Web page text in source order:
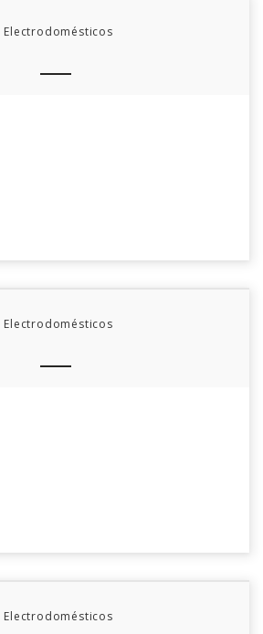
Electrodomésticos
Electrodomésticos
Electrodomésticos